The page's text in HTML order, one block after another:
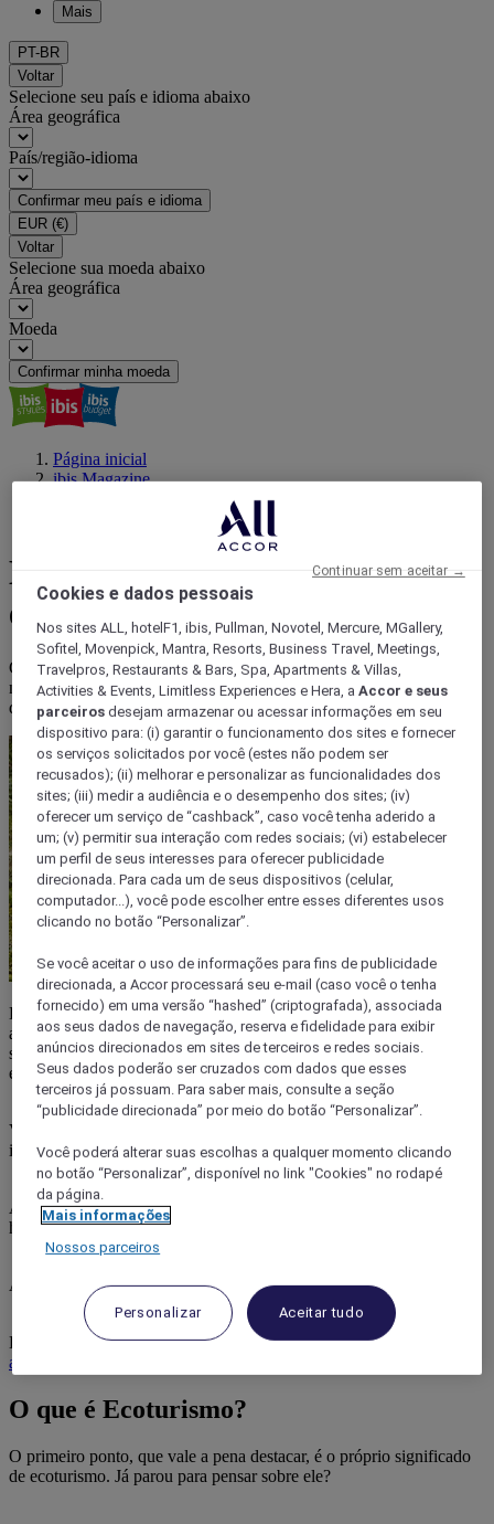
Mais
PT-BR
Voltar
Selecione seu país e idioma abaixo
Área geográfica
País/região-idioma
Confirmar meu país e idioma
EUR (€)
Voltar
Selecione sua moeda abaixo
Área geográfica
Moeda
Confirmar minha moeda
Página inicial
ibis Magazine
Ecoturismo no Brasil: O que é e 5 Melhores Destinos (2022)
Ecoturismo no Brasil: O que é
e 5 Melhores Destinos (2022)
Conheça os melhores destinos no Brasil para o Ecoturismo. Trilhas,
natureza e muita aventura te esperam de Norte a Sul! Confira os
detalhes neste post.
Em terras tupiniquins, não faltam ótimas alternativas para você se
aventurar e relaxar em meio à natureza.Quer saber como? Nós
separamos lugares fantásticos para quem tem interesse em fazer
ecoturismo no Brasil.
Vamos te mostrar o que é possível encontrar em cada destino, com
isso, você vai se encantar com tudo!
Além desses pontos, nós também separamos indicações de
hospedagens com custos-benefícios que impressionam.
Aproveite todas as dicas e já prepare suas malas!
Leia mais em:Trilha em Manaus: confira 6 opções incríveis e como
aproveitar.
O que é Ecoturismo?
O primeiro ponto, que vale a pena destacar, é o próprio significado
de ecoturismo. Já parou para pensar sobre ele?
Cookies e dados pessoais
Nos sites ALL, hotelF1, ibis, Pullman, Novotel, Mercure, MGallery,
Sofitel, Movenpick, Mantra, Resorts, Business Travel, Meetings,
Travelpros, Restaurants & Bars, Spa, Apartments & Villas,
Activities & Events, Limitless Experiences e Hera, aAccor e seus
parceiros desejam armazenar ou acessar informações em seu
dispositivo para: (i) garantir o funcionamento dos sites e fornecer
os serviços solicitados por você (estes não podem ser
recusados); (ii) melhorar e personalizar as funcionalidades dos
sites; (iii) medir a audiência e o desempenho dos sites; (iv)
oferecer um serviço de “cashback”, caso você tenha aderido a
um; (v) permitir sua interação com redes sociais; (vi) estabelecer
um perfil de seus interesses para oferecer publicidade
direcionada. Para cada um de seus dispositivos (celular,
computador...), você pode escolher entre esses diferentes usos
clicando no botão “Personalizar”.
Se você aceitar o uso de informações para fins de publicidade
direcionada, a Accor processará seu e-mail (caso você o tenha
fornecido) em uma versão “hashed” (criptografada), associada
aos seus dados de navegação, reserva e fidelidade para exibir
anúncios direcionados em sites de terceiros e redes sociais.
Seus dados poderão ser cruzados com dados que esses
terceiros já possuam. Para saber mais, consulte a seção
“publicidade direcionada” por meio do botão “Personalizar”.
Você poderá alterar suas escolhas a qualquer momento clicando
no botão “Personalizar”, disponível no link "Cookies" no rodapé
da página.
Mais informações
Nossos parceiros
Personalizar Aceitar tudo
Continuar sem aceitar →